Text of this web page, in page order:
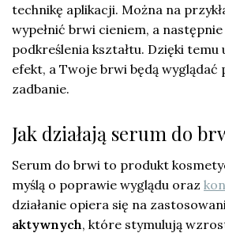
technikę aplikacji. Można na
wypełnić brwi cieniem, a
podkreślenia kształtu. Dzięki temu
efekt, a Twoje brwi będą wyglądać
zadbanie.
Jak działają serum do
Serum do brwi to produkt
myślą o poprawie wyglądu oraz
działanie opiera się na
aktywnych, które stymulują